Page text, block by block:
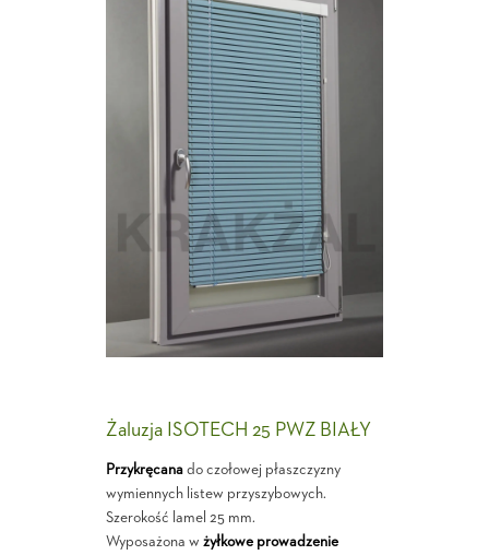
Żaluzja ISOTECH 25 PWZ BIAŁY
Przykręcanado czołowej płaszczyzny
wymiennych listew przyszybowych.
Szerokość lamel 25 mm.
Wyposażona w żyłkowe prowadzenie